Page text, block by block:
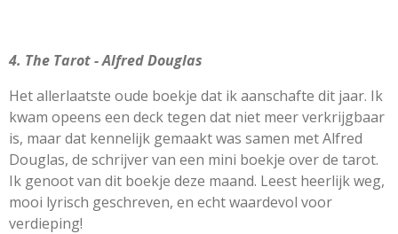
4. The Tarot - Alfred Douglas
Het allerlaatste oude boekje dat ik aanschafte dit jaar. Ik
kwam opeens een deck tegen dat niet meer verkrijgbaar
is, maar dat kennelijk gemaakt was samen met Alfred
Douglas, de schrijver van een mini boekje over de tarot.
Ik genoot van dit boekje deze maand. Leest heerlijk weg,
mooi lyrisch geschreven, en echt waardevol voor
verdieping!